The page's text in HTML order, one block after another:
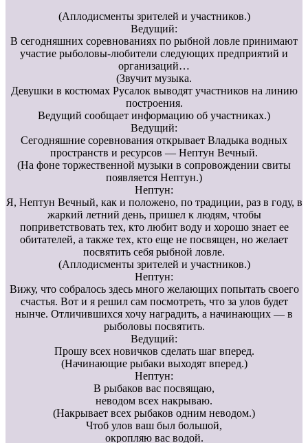
(Аплодисменты зрителей и участников.)
Ведущий:
В сегодняшних соревнованиях по рыбной ловле принимают
участие рыболовы-любители следующих предприятий и
организаций…
(Звучит музыка.
Девушки в костюмах Русалок выводят участников на линию
построения.
Ведущий сообщает информацию об участниках.)
Ведущий:
Сегодняшние соревнования открывает Владыка водных
пространств и ресурсов — Нептун Вечный.
(На фоне торжественной музыки в сопровождении свиты
появляется Нептун.)
Нептун:
Я, Нептун Вечный, как и положено, по традиции, раз в году, в
жаркий летний день, пришел к людям, чтобы
поприветствовать тех, кто любит воду и хорошо знает ее
обитателей, а также тех, кто еще не посвящен, но желает
посвятить себя рыбной ловле.
(Аплодисменты зрителей и участников.)
Нептун:
Вижу, что собралось здесь много желающих попытать своего
счастья. Вот и я решил сам посмотреть, что за улов будет
нынче. Отличившихся хочу наградить, а начинающих — в
рыболовы посвятить.
Ведущий:
Прошу всех новичков сделать шаг вперед.
(Начинающие рыбаки выходят вперед.)
Нептун:
В рыбаков вас посвящаю,
неводом всех накрываю.
(Накрывает всех рыбаков одним неводом.)
Чтоб улов ваш был большой,
окропляю вас водой.